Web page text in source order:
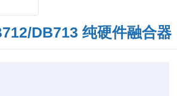
DB713 纯硬件融合器